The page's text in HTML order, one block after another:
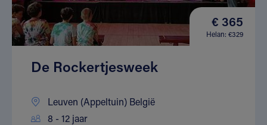
€ 365
Helan: €329
De Rockertjesweek
Leuven (Appeltuin) België
8 - 12 jaar